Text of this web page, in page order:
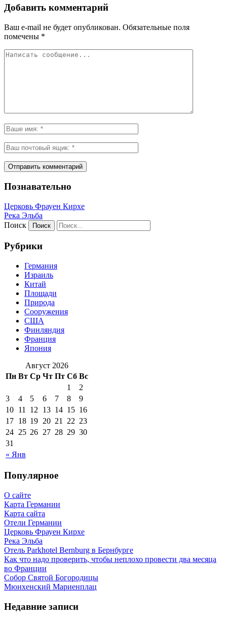
Добавить комментарий
Ваш e-mail не будет опубликован. Обязательные поля
помечены *
Познавательно
Церковь Фрауен Кирхе
Река Эльба
Поиск
Рубрики
Германия
Израиль
Китай
Площади
Природа
Сооружения
США
Финляндия
Франция
Япония
Август 2026
Пн Вт Ср Чт Пт Сб Вс
« Янв
1
2
3
4 5 6 7 8
9
10 11 12 13 14 15 16
17 18 19 20 21 22 23
24 25 26 27 28 29 30
31
Популярное
О сайте
Карта Германии
Карта сайта
Отели Германии
Церковь Фрауен Кирхе
Река Эльба
Отель Parkhotel Bernburg в Бернбурге
Как что надо проверить, чтобы неплохо провести два месяца
во Франции
Собор Святой Богородицы
Мюнхенский Мариенплац
Недавние записи